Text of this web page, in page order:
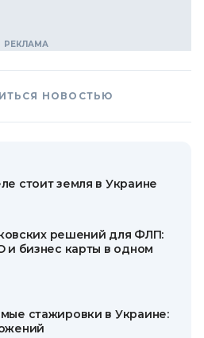
НОВОСТЬЮ
стоит земля в Украине
решений для ФЛП:
и бизнес карты в одном
стажировки в Украине: